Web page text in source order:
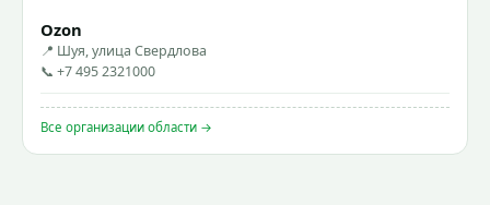
Ozon
📍 Шуя, улица Свердлова
📞 +7 495 2321000
Все организации области →